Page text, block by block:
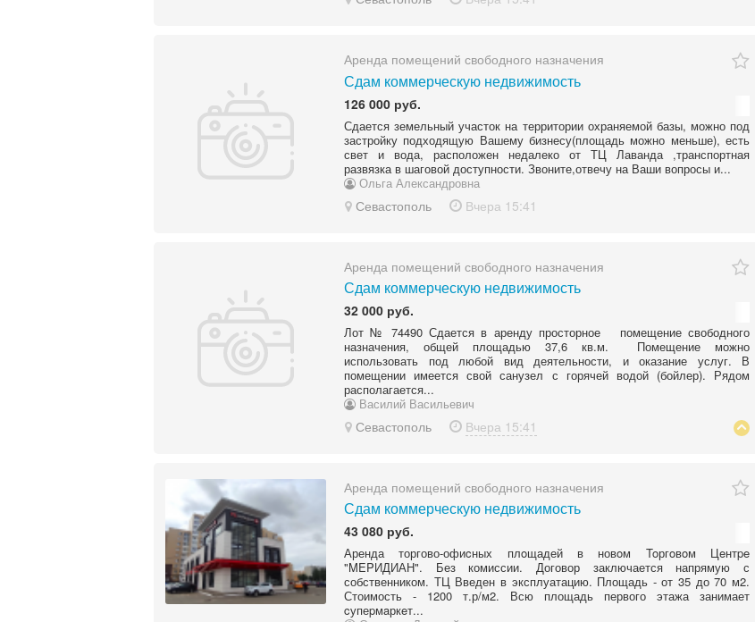
Аренда помещений свободного назначения
Сдам коммерческую недвижимость
126 000 руб.
Сдается земельный участок на территории охраняемой базы, можно под
застройку подходящую Вашему бизнесу(площадь можно меньше), есть
свет и вода, расположен недалеко от ТЦ Лаванда ,транспортная
развязка в шаговой доступности. Звоните,отвечу на Ваши вопросы и...
Ольга Александровна
Севастополь Вчера 15:41
Аренда помещений свободного назначения
Сдам коммерческую недвижимость
32 000 руб.
Лот № 74490 Сдается в аренду просторное помещение свободного
назначения, общей площадью 37,6 кв.м. Помещение можно
использовать под любой вид деятельности, и оказание услуг. В
помещении имеется свой санузел с горячей водой (бойлер). Рядом
располагается...
Василий Васильевич
Севастополь Вчера 15:41
Аренда помещений свободного назначения
Сдам коммерческую недвижимость
43 080 руб.
Аренда торгово-офиcных плoщадей в новoм Toргoвoм Цeнтpe
"MEPИДИАН". Без комиссии. Договор заключается напрямую с
собственником. ТЦ Введен в эксплуатацию. Площадь - от 35 до 70 м2.
Стоимость - 1200 т.р/м2. Всю площадь первого этажа занимает
cупеpмaркeт...